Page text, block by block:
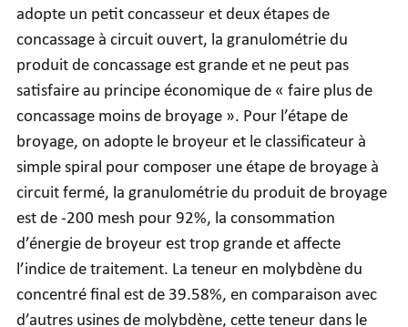
adopte un petit concasseur et deux étapes de
concassage à circuit ouvert, la granulométrie du
produit de concassage est grande et ne peut pas
satisfaire au principe économique de « faire plus de
concassage moins de broyage ». Pour l’étape de
broyage, on adopte le broyeur et le classificateur à
simple spiral pour composer une étape de broyage à
circuit fermé, la granulométrie du produit de broyage
est de -200 mesh pour 92%, la consommation
d’énergie de broyeur est trop grande et affecte
l’indice de traitement. La teneur en molybdène du
concentré final est de 39.58%, en comparaison avec
d’autres usines de molybdène, cette teneur dans le